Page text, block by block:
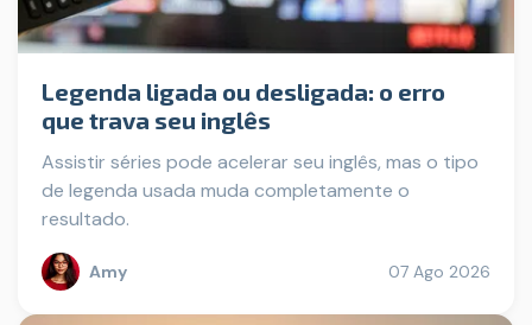
Legenda ligada ou desligada: o erro
que trava seu inglês
Assistir séries pode acelerar seu inglês, mas o tipo
de legenda usada muda completamente o
resultado.
Amy 07 Ago 2026